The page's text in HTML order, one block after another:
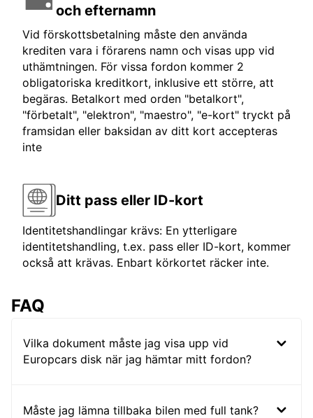
och efternamn
Vid förskottsbetalning måste den använda
krediten vara i förarens namn och visas upp vid
uthämtningen. För vissa fordon kommer 2
obligatoriska kreditkort, inklusive ett större, att
begäras. Betalkort med orden "betalkort",
"förbetalt", "elektron", "maestro", "e-kort" tryckt på
framsidan eller baksidan av ditt kort accepteras
inte
Ditt pass eller ID-kort
Identitetshandlingar krävs: En ytterligare
identitetshandling, t.ex. pass eller ID-kort, kommer
också att krävas. Enbart körkortet räcker inte.
FAQ
Vilka dokument måste jag visa upp vid
Europcars disk när jag hämtar mitt fordon?
Måste jag lämna tillbaka bilen med full tank?